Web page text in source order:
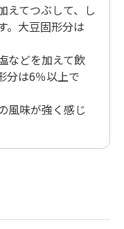
えてつぶして、し
。大豆固形分は
などを加えて飲
分は6％以上で
風味が強く感じ